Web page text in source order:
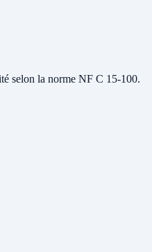
selon la norme NF C 15-100.